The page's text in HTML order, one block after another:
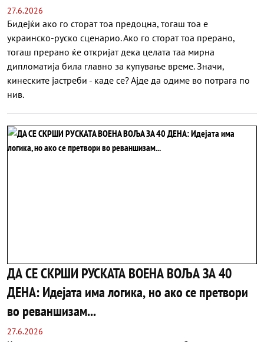
27.6.2026
Бидејќи ако го сторат тоа предоцна, тогаш тоа е
украинско-руско сценарио. Ако го сторат тоа прерано,
тогаш прерано ќе откријат дека целата таа мирна
дипломатија била главно за купување време. Значи,
кинеските јастреби - каде се? Ајде да одиме во потрага по
нив.
ДА СЕ СКРШИ РУСКАТА ВОЕНА ВОЉА ЗА 40
ДЕНА: Идејата има логика, но ако се претвори
во реваншизам...
27.6.2026